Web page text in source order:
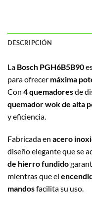
DESCRIPCIÓN
La Bosch PGH6B5B90
para ofrecer máxima
Con 4 quemadoresde
quemador wok de alta
y eficiencia.
Fabricada en acero
diseño elegante que se
de hierro fundido
mientras que el
mandosfacilita su uso.